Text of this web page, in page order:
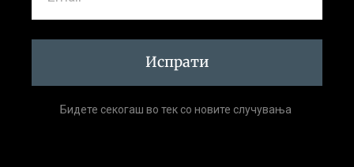
Испрати
Бидете секогаш во тек со новите случувања